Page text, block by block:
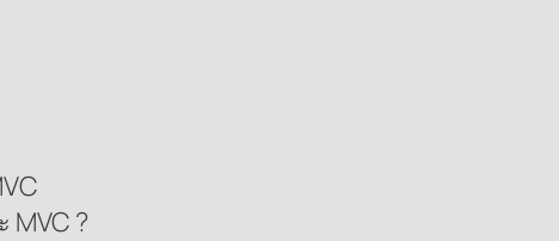
MVC ?